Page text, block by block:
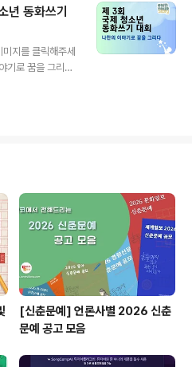
사 등) 은 반드시
상내역- 1등 상
상금: 50만원- 참
의070-4272-9
시다..
년 동화쓰기
지를 클릭해주세
꿈을 그리
는 꿈을 선물합
, 고등학생 모두
(월) ~ 25년 1월
감)◾발표: 25년 1
토) 오후 2시 ◎ 주
[신춘문예] 언론사별 2026 신춘
문예 공고 모음